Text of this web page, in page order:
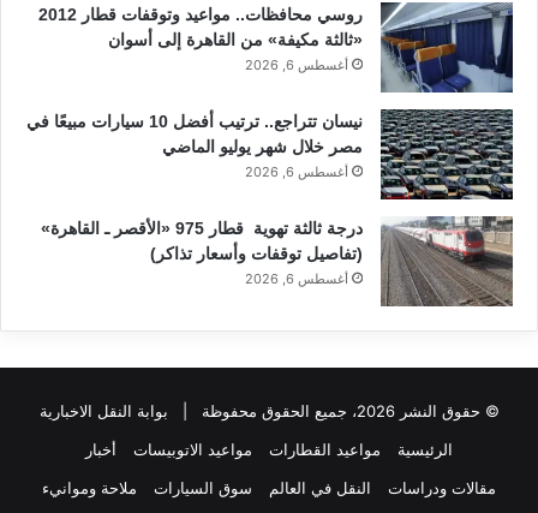
روسي محافظات.. مواعيد وتوقفات قطار 2012
«ثالثة مكيفة» من القاهرة إلى أسوان
أغسطس 6, 2026
نيسان تتراجع.. ترتيب أفضل 10 سيارات مبيعًا في
مصر خلال شهر يوليو الماضي
أغسطس 6, 2026
درجة ثالثة تهوية قطار 975 «الأقصر ـ القاهرة»
(تفاصيل توقفات وأسعار تذاكر)
أغسطس 6, 2026
© حقوق النشر 2026، جميع الحقوق محفوظة |
بوابة النقل الاخبارية
الرئيسية
مواعيد القطارات مواعيد الاتوبيسات
أخبار
مقالات ودراسات
النقل في العالم سوق السيارات ملاحة وموانيء